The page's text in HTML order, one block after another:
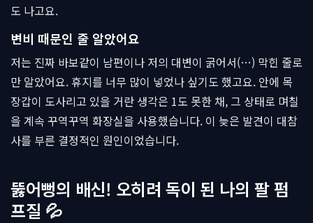
도 나고요.
변비 때문인 줄 알았어요
저는 진짜 바보같이 남편이나 저의 대변이 굵어서(…) 막힌 줄로
만 알았어요. 휴지를 너무 많이 넣었나 싶기도 했고요. 안에 목
장갑이 도사리고 있을 거란 생각은 1도 못한 채, 그 상태로 며칠
을 계속 꾸역꾸역 화장실을 사용했습니다. 이 늦은 발견이 대참
사를 부른 결정적인 원인이었습니다.
뚫어뻥의 배신! 오히려 독이 된 나의 팔 펌
프질 💦